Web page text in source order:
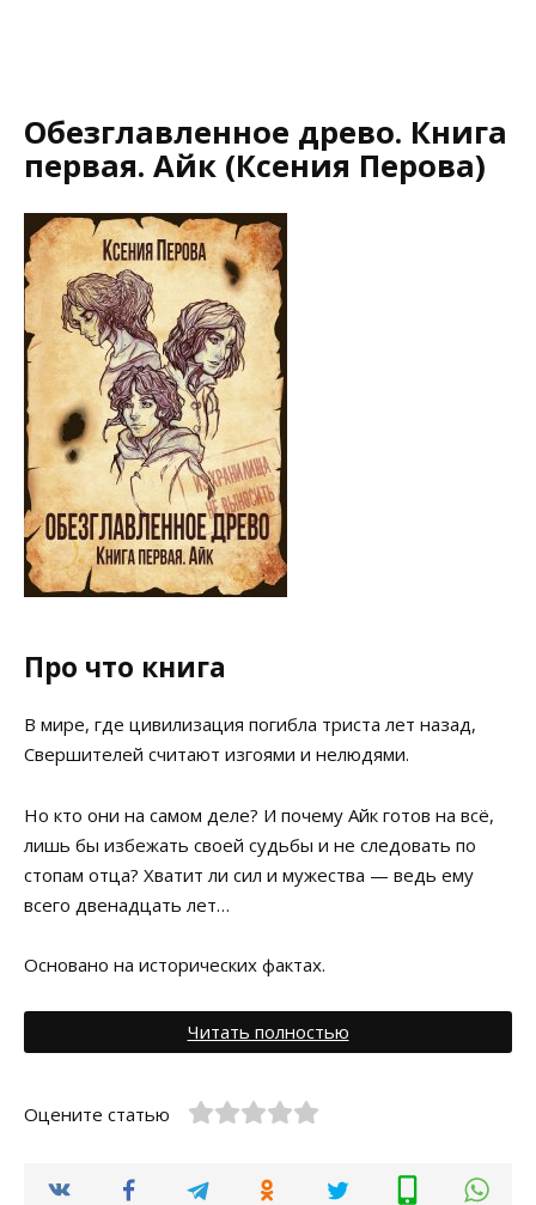
Обезглавленное древо. Книга
первая. Айк (Ксения Перова)
Про что книга
В мире, где цивилизация погибла триста лет назад,
Свершителей считают изгоями и нелюдями.
Но кто они на самом деле? И почему Айк готов на всё,
лишь бы избежать своей судьбы и не следовать по
стопам отца? Хватит ли сил и мужества — ведь ему
всего двенадцать лет…
Основано на исторических фактах.
Читать полностью
Оцените статью